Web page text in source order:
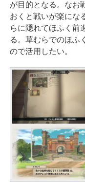
が目的となる。なお
おくと戦いが楽にな
らに隠れてほふく前
る。草むらでのほふ
ので活用したい。